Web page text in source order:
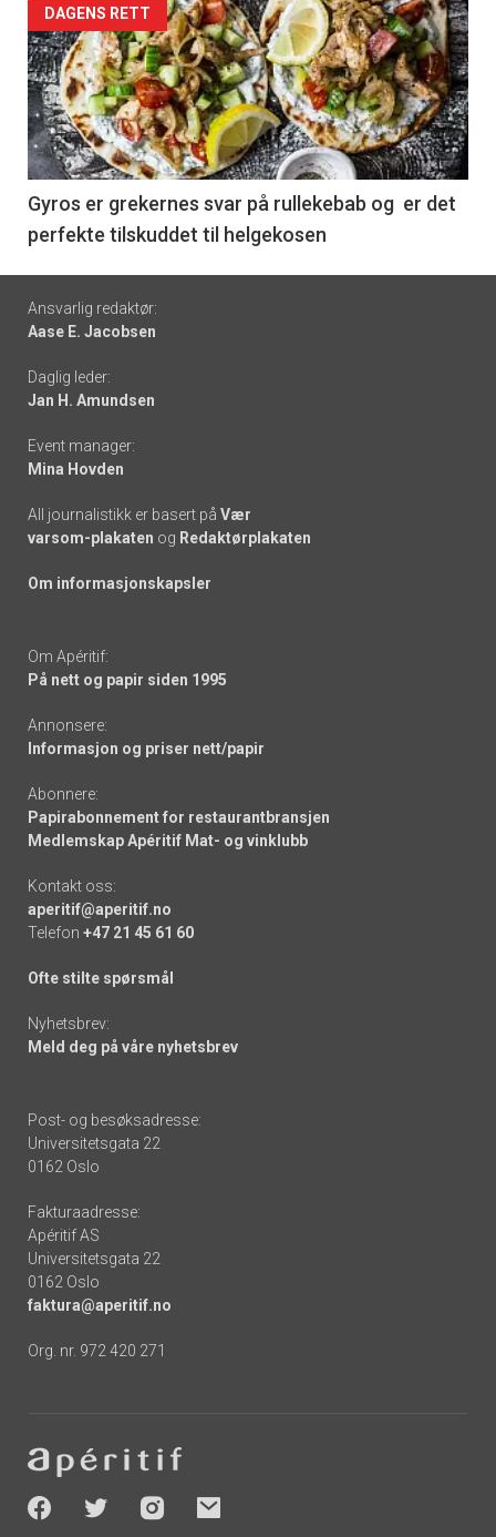
Forsiden
akkurat
nå
-
6
DAGENS RETT
Gyros er grekernes svar på rullekebab og er det
perfekte tilskuddet til helgekosen
Footer
-
links
Ansvarlig redaktør:
Aase E. Jacobsen
Daglig leder:
Jan H. Amundsen
Event manager:
Mina Hovden
All journalistikk er basert på Vær
varsom-plakaten og Redaktørplakaten
Om informasjonskapsler
Om Apéritif:
På nett og papir siden 1995
Annonsere:
Informasjon og priser nett/papir
Abonnere:
Papirabonnement for restaurantbransjen
Medlemskap Apéritif Mat- og vinklubb
Kontakt oss:
aperitif@aperitif.no
Telefon +47 21 45 61 60
Ofte stilte spørsmål
Nyhetsbrev:
Meld deg på våre nyhetsbrev
Post- og besøksadresse:
Universitetsgata 22
0162 Oslo
Fakturaadresse:
Apéritif AS
Universitetsgata 22
0162 Oslo
faktura@aperitif.no
Org. nr. 972 420 271
-
socials